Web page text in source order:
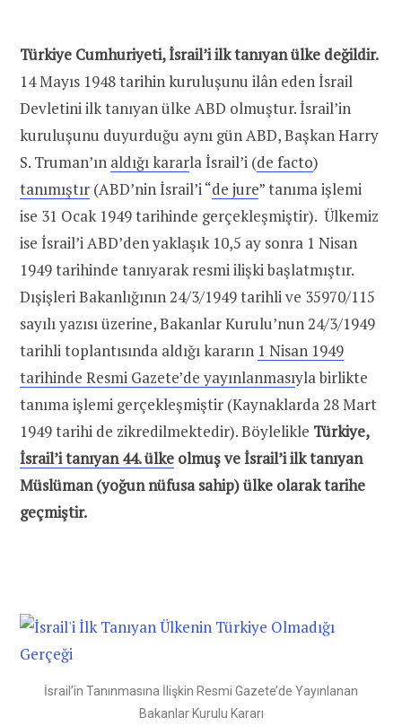
Türkiye Cumhuriyeti, İsrail’i ilk tanıyan ülke değildir.
14 Mayıs 1948 tarihin kuruluşunu ilân eden İsrail
Devletini ilk tanıyan ülke ABD olmuştur. İsrail’in
kuruluşunu duyurduğu aynı gün ABD, Başkan Harry
S. Truman’ın aldığı kararla İsrail’i (de facto)
tanımıştır (ABD’nin İsrail’i “de jure” tanıma işlemi
ise 31 Ocak 1949 tarihinde gerçekleşmiştir). Ülkemiz
ise İsrail’i ABD’den yaklaşık 10,5 ay sonra 1 Nisan
1949 tarihinde tanıyarak resmi ilişki başlatmıştır.
Dışişleri Bakanlığının 24/3/1949 tarihli ve 35970/115
sayılı yazısı üzerine, Bakanlar Kurulu’nun 24/3/1949
tarihli toplantısında aldığı kararın 1 Nisan 1949
tarihinde Resmi Gazete’de yayınlanmasıyla birlikte
tanıma işlemi gerçekleşmiştir (Kaynaklarda 28 Mart
1949 tarihi de zikredilmektedir). Böylelikle Türkiye,
İsrail’i tanıyan 44. ülke olmuş ve İsrail’i ilk tanıyan
Müslüman (yoğun nüfusa sahip) ülke olarak tarihe
geçmiştir.
İsrail’in Tanınmasına İlişkin Resmi Gazete’de Yayınlanan
Bakanlar Kurulu Kararı